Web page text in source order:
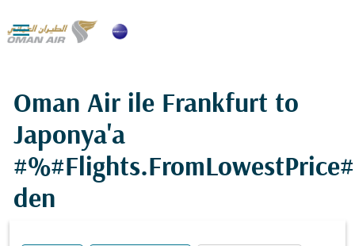

Oman Air ile Frankfurt to
Japonya'a
den